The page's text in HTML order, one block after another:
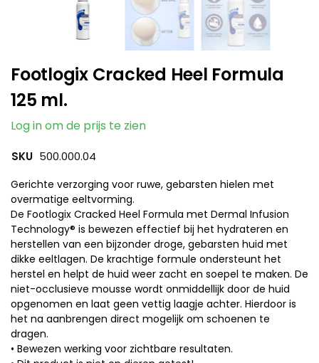
Footlogix Cracked Heel Formula
125 ml.
Log in om de prijs te zien
SKU 500.000.04
Gerichte verzorging voor ruwe, gebarsten hielen met
overmatige eeltvorming.
De Footlogix Cracked Heel Formula met Dermal Infusion
Technology® is bewezen effectief bij het hydrateren en
herstellen van een bijzonder droge, gebarsten huid met
dikke eeltlagen. De krachtige formule ondersteunt het
herstel en helpt de huid weer zacht en soepel te maken. De
niet-occlusieve mousse wordt onmiddellijk door de huid
opgenomen en laat geen vettig laagje achter. Hierdoor is
het na aanbrengen direct mogelijk om schoenen te
dragen.
• Bewezen werking voor zichtbare resultaten.